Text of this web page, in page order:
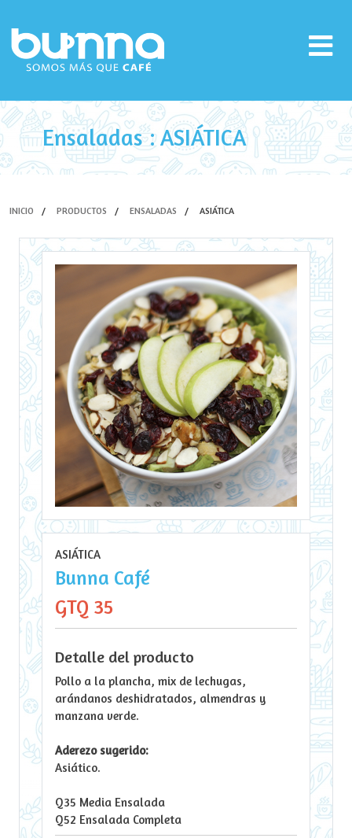
Ensaladas : ASIÁTICA
INICIO PRODUCTOS ENSALADAS ASIÁTICA
ASIÁTICA
Bunna Café
GTQ 35
Detalle del producto
Pollo a la plancha, mix de lechugas,
arándanos deshidratados, almendras y
manzana verde.
Aderezo sugerido:
Asiático.
Q35 Media Ensalada
Q52 Ensalada Completa